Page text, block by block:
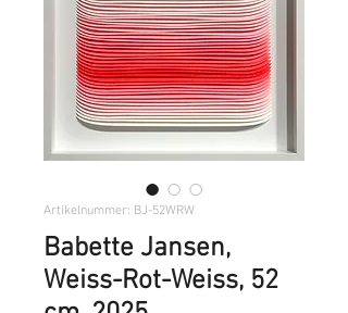
Artikelnummer: BJ-52WRW
Babette Jansen,
Weiss-Rot-Weiss, 52